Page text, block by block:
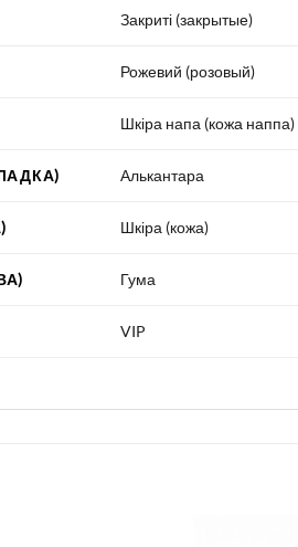
Закриті (закрытые)
Рожевий (розовый)
Шкіра напа (кожа наппа)
Алькантара
Шкіра (кожа)
Гума
VIP